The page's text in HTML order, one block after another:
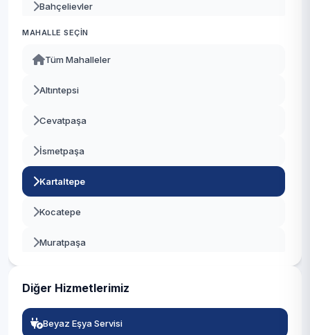
Bahçelievler
Bakırköy
Başakşehir
Bayrampaşa
Beşiktaş
Beykoz
Beylikdüzü
Beyoğlu
Büyükçekmece
Çekmeköy
MAHALLE SEÇIN
Tüm Mahalleler
Altıntepsi
Cevatpaşa
İsmetpaşa
Kartaltepe
Kocatepe
Muratpaşa
Diğer Hizmetlerimiz
Beyaz Eşya Servisi